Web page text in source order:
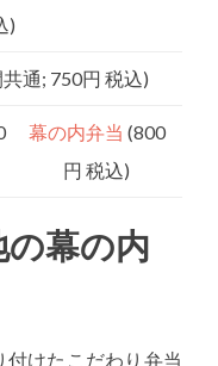
)
通; 750円 税込)
幕の内弁当 (800
円 税込)
幕の内
けたこだわり弁当